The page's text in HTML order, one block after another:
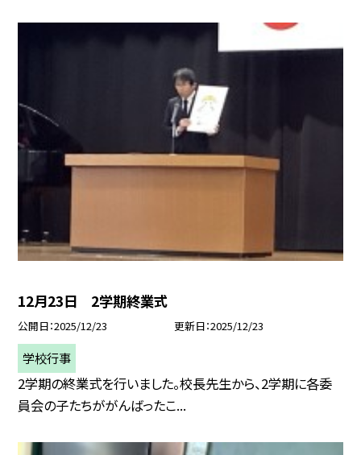
12月23日 2学期終業式
公開日 2025/12/23 更新日 2025/12/23
学校行事
2学期の終業式を行いました。校長先生から、2学期に各委
員会の子たちががんばったこ...